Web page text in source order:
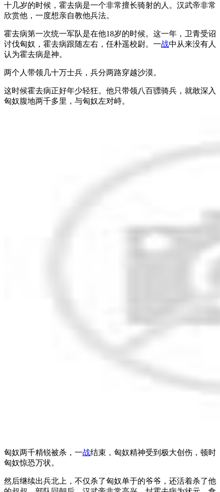
十几岁的时候，霍去病是一个非常擅长骑射的人。汉武帝非常
欣赏他，一度想亲自教他兵法。
霍去病第一次统一军队是在他18岁的时候。这一年，卫青受诏
讨伐匈奴，霍去病跟随左右，任朴遥校尉。一战中从来没有人
认为霍去病是神。
两个人带领几十万士兵，兵分两路穿越沙漠。
这时候霍去病正好年少轻狂。他只带领八百骠骑兵，就敢深入
匈奴腹地两千多里，与匈奴左对峙。
匈奴两千精锐被杀，一战结束，匈奴精神受到极大创伤，顿时
匈奴惊恐万状。
然后继续出兵北上，不仅杀了匈奴单于的爷爷，还活着杀了他